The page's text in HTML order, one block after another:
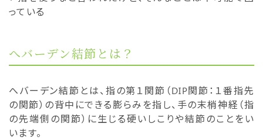
っている
へバーデン結節とは？
へバーデン結節とは、指の第１関節（DIP関節：１番指先
の関節）の背中にできる膨らみを指し、手の末梢神経（指
の先端側の関節）に生じる硬いしこりや結節のことをい
います。